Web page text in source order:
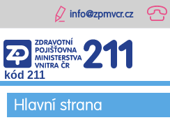
info@zpmvcr.cz
kód 211
Hlavní strana